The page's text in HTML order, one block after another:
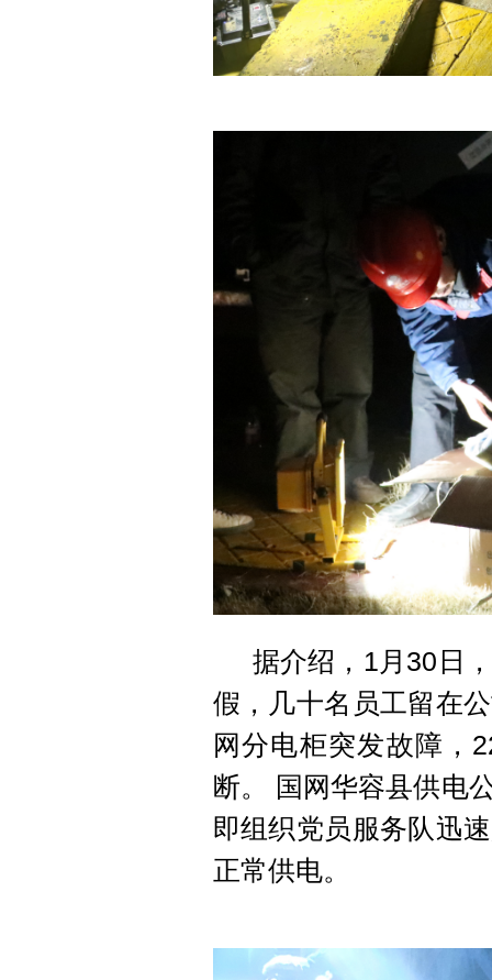
据介绍，1月30日
假，几十名员工留在
网分电柜突发故障，
断。 国网华容县供电
即组织党员服务队迅
正常供电。